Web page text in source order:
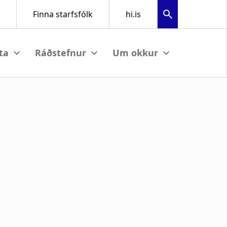
submenu View submenu View submenu